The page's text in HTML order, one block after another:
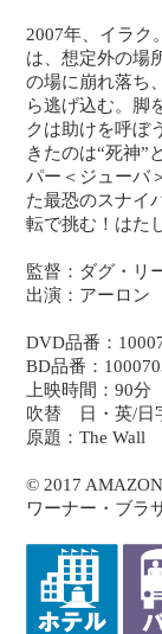
2007年、イラク
は、想定外の場
の場に崩れ落ち
ら逃げ込む。脚
クは助けを呼ぼ
きたのは“死神”
パー＜ジューバ
た最恐のスナイ
転で挑む！はた
監督：ダグ・リ
出演：アーロン
DVD品番：
BD品番：
上映時間：90分
吹替 日・英/日
原題：The Wall
© 2017
ワーナー・ブラ